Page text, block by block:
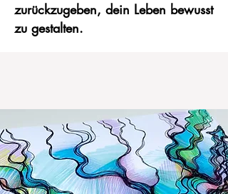
zurückzugeben, dein Leben bewusst
zu gestalten.